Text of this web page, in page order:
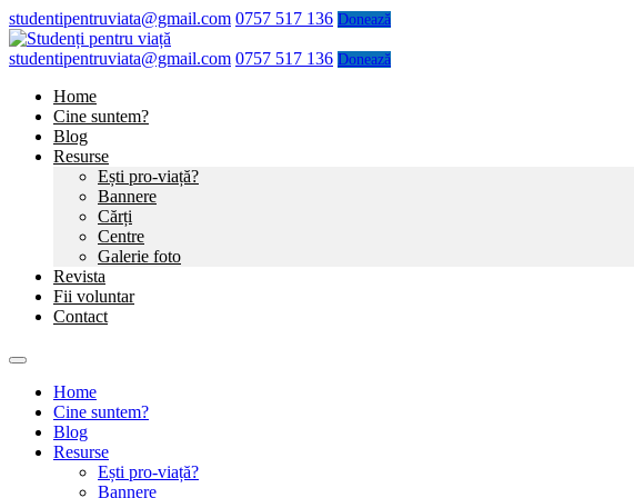
studentipentruviata@gmail.com 0757 517 136 Donează
studentipentruviata@gmail.com 0757 517 136 Donează
Home
Cine suntem?
Blog
Resurse
Ești pro-viață?
Bannere
Cărți
Centre
Galerie foto
Revista
Fii voluntar
Contact
Home
Cine suntem?
Blog
Resurse
Ești pro-viață?
Bannere